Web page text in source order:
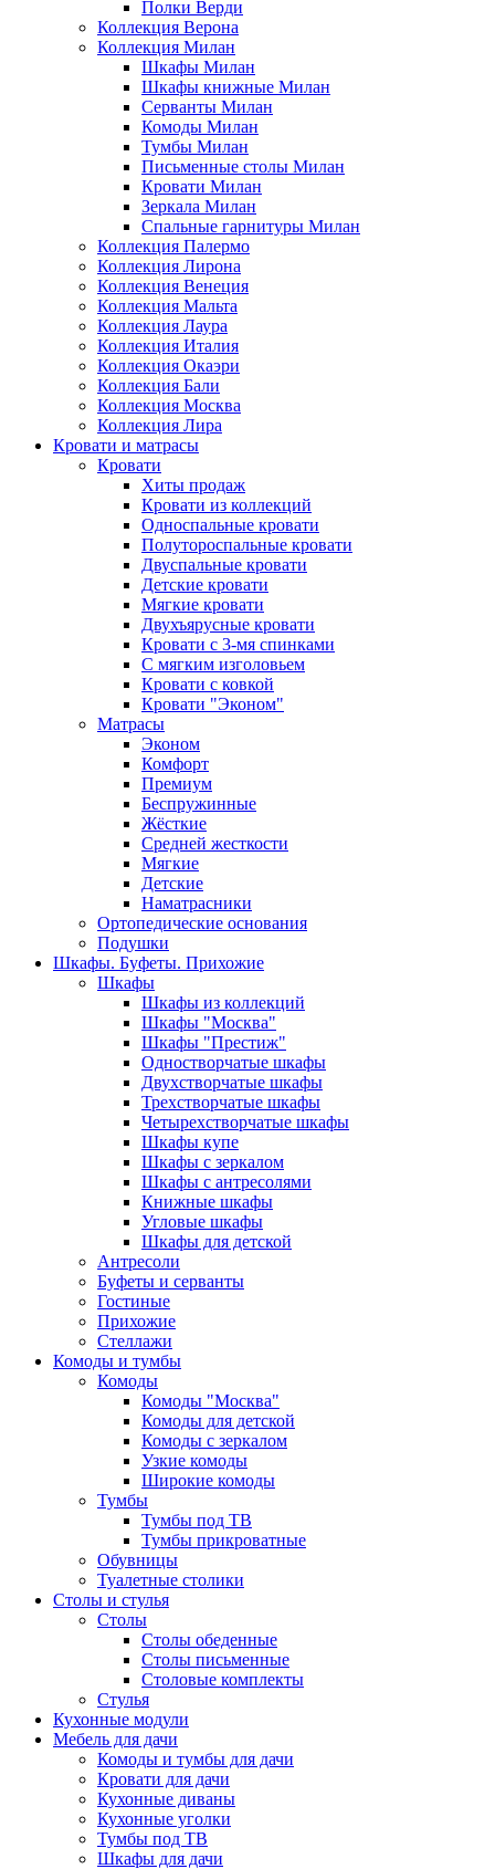
Полки Верди
Коллекция Верона
Коллекция Милан
Шкафы Милан
Шкафы книжные Милан
Серванты Милан
Комоды Милан
Тумбы Милан
Письменные столы Милан
Кровати Милан
Зеркала Милан
Спальные гарнитуры Милан
Коллекция Палермо
Коллекция Лирона
Коллекция Венеция
Коллекция Мальта
Коллекция Лаура
Коллекция Италия
Коллекция Окаэри
Коллекция Бали
Коллекция Москва
Коллекция Лира
Кровати и матрасы
Кровати
Хиты продаж
Кровати из коллекций
Односпальные кровати
Полутороспальные кровати
Двуспальные кровати
Детские кровати
Мягкие кровати
Двухъярусные кровати
Кровати с 3-мя спинками
С мягким изголовьем
Кровати с ковкой
Кровати "Эконом"
Матрасы
Эконом
Комфорт
Премиум
Беспружинные
Жёсткие
Средней жесткости
Мягкие
Детские
Наматрасники
Ортопедические основания
Подушки
Шкафы. Буфеты. Прихожие
Шкафы
Шкафы из коллекций
Шкафы "Москва"
Шкафы "Престиж"
Одностворчатые шкафы
Двухстворчатые шкафы
Трехстворчатые шкафы
Четырехстворчатые шкафы
Шкафы купе
Шкафы с зеркалом
Шкафы с антресолями
Книжные шкафы
Угловые шкафы
Шкафы для детской
Антресоли
Буфеты и серванты
Гостиные
Прихожие
Стеллажи
Комоды и тумбы
Комоды
Комоды "Москва"
Комоды для детской
Комоды с зеркалом
Узкие комоды
Широкие комоды
Тумбы
Тумбы под ТВ
Тумбы прикроватные
Обувницы
Туалетные столики
Столы и стулья
Столы
Столы обеденные
Столы письменные
Столовые комплекты
Стулья
Кухонные модули
Мебель для дачи
Комоды и тумбы для дачи
Кровати для дачи
Кухонные диваны
Кухонные уголки
Тумбы под ТВ
Шкафы для дачи